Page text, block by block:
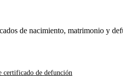
de nacimiento, matrimonio y
certificado de defunción